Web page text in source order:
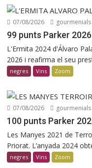
07/08/2026 gourmenials
99 punts Parker
L'Ermita 2024 d'Álvaro
2026 i reafirma el seu
negres Vins Zoom
07/08/2026 gourmenials
100 punts Parker
Les Manyes 2021 de
Priorat. L’anyada 2024
negres Vins Zoom